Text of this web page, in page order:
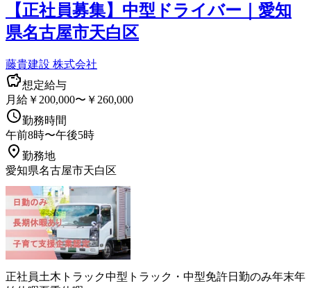
【正社員募集】中型ドライバー｜愛知
県名古屋市天白区
藤貴建設 株式会社
想定給与
月給￥200,000〜￥260,000
勤務時間
午前8時〜午後5時
勤務地
愛知県名古屋市天白区
正社員土木 トラック中型トラック・中型免許日勤のみ年末年